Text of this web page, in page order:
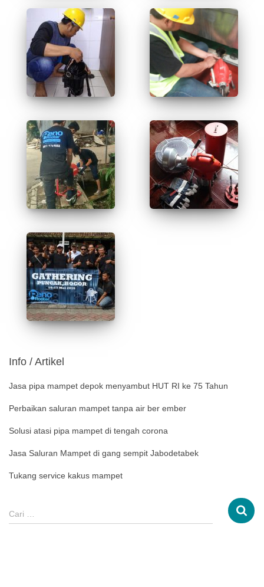
Info / Artikel
Jasa pipa mampet depok menyambut HUT RI ke 75 Tahun
Perbaikan saluran mampet tanpa air ber ember
Solusi atasi pipa mampet di tengah corona
Jasa Saluran Mampet di gang sempit Jabodetabek
Tukang service kakus mampet
Cari …